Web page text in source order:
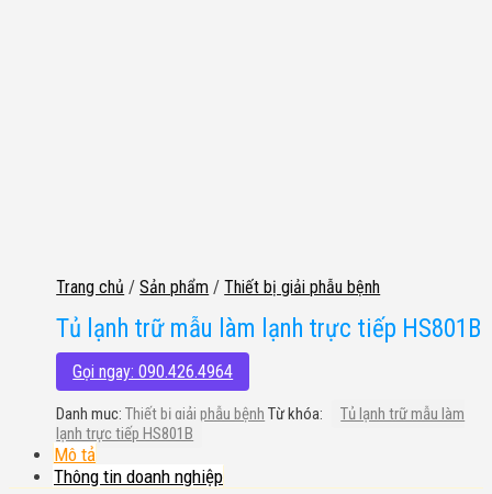
Trang chủ / Sản phẩm / Thiết bị giải phẫu bệnh
Tủ lạnh trữ mẫu làm lạnh trực tiếp HS801B
Gọi ngay: 090.426.4964
Danh mục:Thiết bị giải phẫu bệnh Từ khóa:
Tủ lạnh trữ mẫu làm
lạnh trực tiếp HS801B
Mô tả
Thông tin doanh nghiệp